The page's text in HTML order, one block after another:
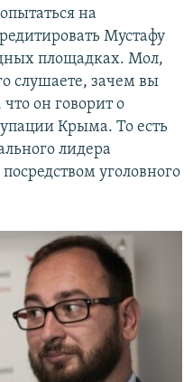
на
Мустафу
площадках. Мол,
слушаете, зачем вы
он говорит о
Крыма. То есть
лидера
уголовного